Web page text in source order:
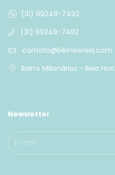
(31) 99249-7492
(31) 99249-7492
contato@bikinisereia.com
Bairro Milionários - Belo
Newsletter